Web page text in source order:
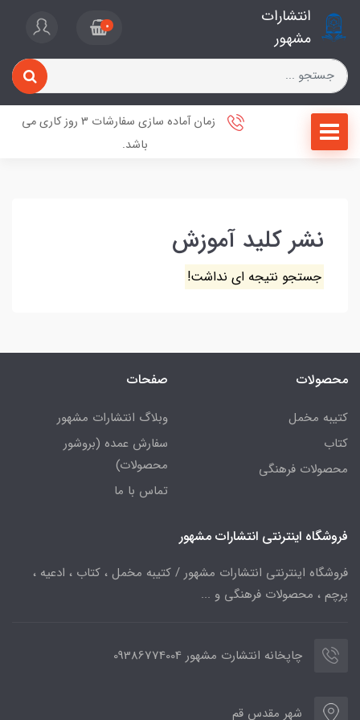
انتشارات
مشهور
0
زمان آماده سازی سفارشات 3 روز کاری می
باشد.
نشر کلید آموزش
جستجو نتیجه ای نداشت!
محصولات
کتیبه مخمل
کتاب
محصولات فرهنگی
صفحات
وبلاگ انتشارات مشهور
سفارش عمده (بروشور
محصولات)
تماس با ما
فروشگاه اینترنتی انتشارات مشهور
فروشگاه اینترنتی انتشارات مشهور / کتیبه مخمل ، کتاب ، ادعیه ،
پرچم ، محصولات فرهنگی و ...
چاپخانه انتشارت مشهور 09386774004
شهر مقدس قم